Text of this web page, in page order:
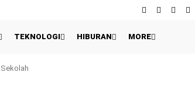
TEKNOLOGI HIBURAN MORE
Ketiga